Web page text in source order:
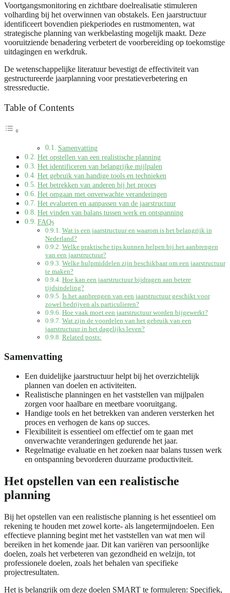
Voortgangsmonitoring en zichtbare doelrealisatie stimuleren
volharding bij het overwinnen van obstakels. Een jaarstructuur
identificeert bovendien piekperiodes en rustmomenten, wat
strategische planning van werkbelasting mogelijk maakt. Deze
vooruitziende benadering verbetert de voorbereiding op toekomstige
uitdagingen en werkdruk.
De wetenschappelijke literatuur bevestigt de effectiviteit van
gestructureerde jaarplanning voor prestatieverbetering en
stressreductie.
Table of Contents
Samenvatting
Het opstellen van een realistische planning
Het identificeren van belangrijke mijlpalen
Het gebruik van handige tools en technieken
Het betrekken van anderen bij het proces
Het omgaan met onverwachte veranderingen
Het evalueren en aanpassen van de jaarstructuur
Het vinden van balans tussen werk en ontspanning
FAQs
Wat is een jaarstructuur en waarom is het belangrijk in
Nederland?
Welke praktische tips kunnen helpen bij het aanbrengen
van een jaarstructuur?
Welke hulpmiddelen zijn beschikbaar om een jaarstructuur
te maken?
Hoe kan een jaarstructuur bijdragen aan betere
tijdsindeling?
Is het aanbrengen van een jaarstructuur geschikt voor
zowel bedrijven als particulieren?
Hoe vaak moet een jaarstructuur worden bijgewerkt?
Wat zijn de voordelen van het gebruik van een
jaarstructuur in het dagelijks leven?
Related posts:
Samenvatting
Een duidelijke jaarstructuur helpt bij het overzichtelijk
plannen van doelen en activiteiten.
Realistische planningen en het vaststellen van mijlpalen
zorgen voor haalbare en meetbare vooruitgang.
Handige tools en het betrekken van anderen versterken het
proces en verhogen de kans op succes.
Flexibiliteit is essentieel om effectief om te gaan met
onverwachte veranderingen gedurende het jaar.
Regelmatige evaluatie en het zoeken naar balans tussen werk
en ontspanning bevorderen duurzame productiviteit.
Het opstellen van een realistische
planning
Bij het opstellen van een realistische planning is het essentieel om
rekening te houden met zowel korte- als langetermijndoelen. Een
effectieve planning begint met het vaststellen van wat men wil
bereiken in het komende jaar. Dit kan variëren van persoonlijke
doelen, zoals het verbeteren van gezondheid en welzijn, tot
professionele doelen, zoals het behalen van specifieke
projectresultaten.
Het is belangrijk om deze doelen SMART te formuleren: Specifiek,